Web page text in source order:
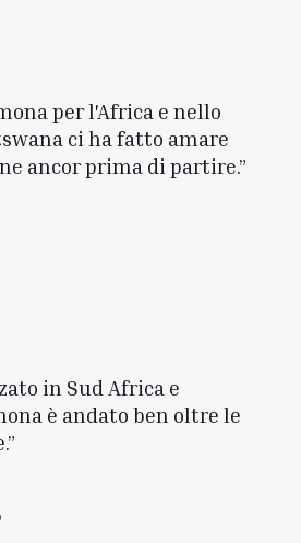
per l'Africa e nello
ci ha fatto amare
ancor prima di partire.
in Sud Africa e
è andato ben oltre le